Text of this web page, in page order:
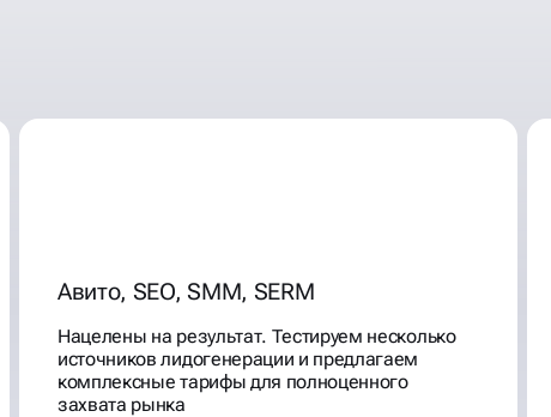
Авито, SEO, SMM, SERM
Нацелены на результат. Тестируем несколько
источников лидогенерации и предлагаем
комплексные тарифы для полноценного
захвата рынка